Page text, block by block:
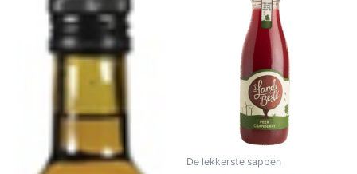
De lekkerste sappen